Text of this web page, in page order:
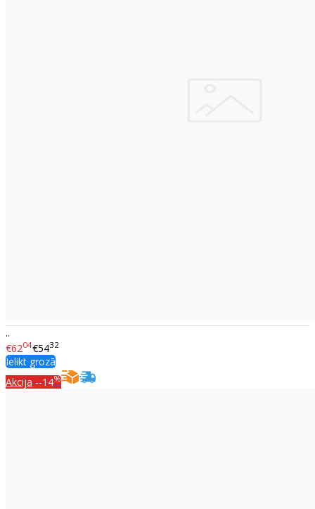
..
€6204€5432
Ielikt grozā
Akcija --14%